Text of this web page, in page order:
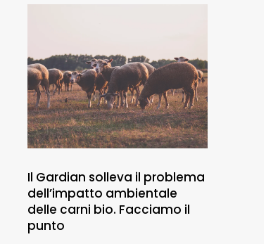
Il Gardian solleva il problema
dell’impatto ambientale
delle carni bio. Facciamo il
punto